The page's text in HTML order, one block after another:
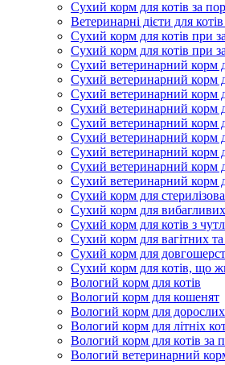
Сухий корм для котів за
Ветеринарні дієти для
Сухий корм для котів при
Сухий корм для котів при
Сухий ветеринарний корм
Сухий ветеринарний корм
Сухий ветеринарний корм
Сухий ветеринарний корм
Сухий ветеринарний корм
Сухий ветеринарний корм
Сухий ветеринарний корм
Сухий ветеринарний корм
Сухий ветеринарний корм
Сухий корм для
Сухий корм для вибагливих
Сухий корм для котів з
Сухий корм для вагітних
Сухий корм для
Сухий корм для котів, що
Вологий корм для котів
Вологий корм для кошенят
Вологий корм для дорослих
Вологий корм для літніх
Вологий корм для котів за
Вологий ветеринарний